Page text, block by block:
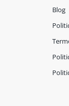
Blog